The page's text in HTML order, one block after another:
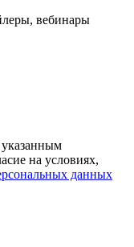
вебинары
на условиях,
данных